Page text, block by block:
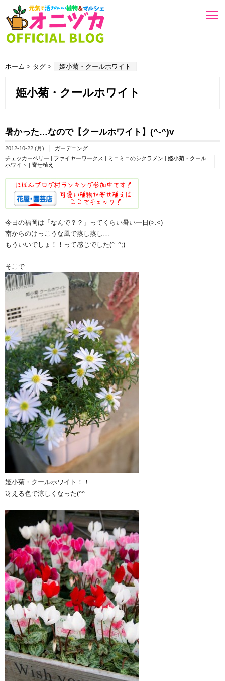
ホーム > タグ > 姫小菊・クールホワイト
姫小菊・クールホワイト
暑かった…なので【クールホワイト】(^-^)v
2012-10-22 (月)
ガーデニング
チェッカーベリー | ファイヤーワークス | ミニミニのシクラメン | 姫小菊・クール
ホワイト | 寄せ植え
今日の福岡は「なんで？？」ってくらい暑い一日(>.<)
南からのけっこうな風で蒸し蒸し…
もういいでしょ！！って感じでした(^_^;)
そこで
姫小菊・クールホワイト！！
冴える色で涼しくなった(^^ゞ